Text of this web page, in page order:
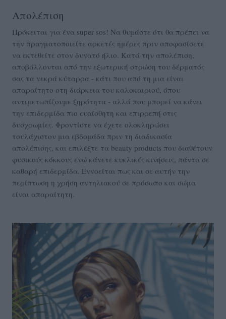
Απολέπιση
Πρόκειται για ένα super sos! Να θυμάστε ότι θα πρέπει να
την πραγματοποιείτε αρκετές ημέρες πριν αποφασίσετε
να εκτεθείτε στον δυνατό ήλιο. Κατά την απολέπιση,
αποβάλλονται από την εξωτερική στρώση του δέρματός
σας τα νεκρά κύταρρα - κάτι που από τη μια είναι
απαραίτητο στη διάρκεια του καλοκαιριού, όπου
αντιμετωπίζουμε ξηρότητα - αλλά που μπορεί να κάνει
την επιδερμίδα πιο ευαίσθητη και επιρρεπή στις
δυσχρωμίες. Φροντίστε να έχετε ολοκληρώσει
τουλάχιστον μια εβδομάδα πριν τη διαδικασία
απολέπισης, και επιλέξτε τα beauty products που διαθέτουν
φυσικούς κόκκους ενώ κάνετε κυκλικές κινήσεις, πάντα σε
καθαρή επιδερμίδα. Εννοείται πως και σε αυτήν την
περίπτωση η χρήση αντηλιακού σε πρόσωπο και σώμα
είναι απαραίτητη.